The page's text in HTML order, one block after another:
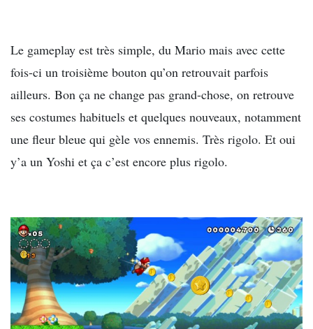
Le gameplay est très simple, du Mario mais avec cette
fois-ci un troisième bouton qu’on retrouvait parfois
ailleurs. Bon ça ne change pas grand-chose, on retrouve
ses costumes habituels et quelques nouveaux, notamment
une fleur bleue qui gèle vos ennemis. Très rigolo. Et oui
y’a un Yoshi et ça c’est encore plus rigolo.